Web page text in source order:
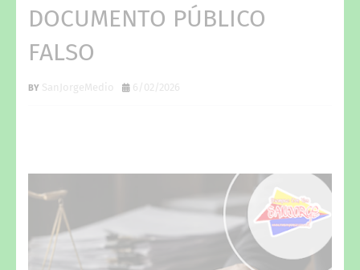
DOCUMENTO PÚBLICO
FALSO
SanJorgeMedio 6/02/2026